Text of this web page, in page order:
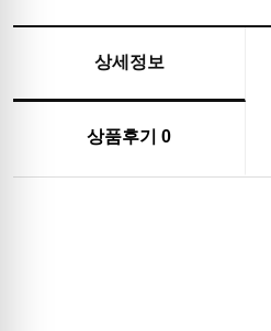
상세정보
상품후기 0